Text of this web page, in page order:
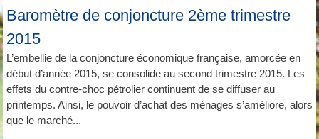
Baromètre de conjoncture 2ème trimestre
2015
L’embellie de la conjoncture économique française, amorcée en
début d’année 2015, se consolide au second trimestre 2015. Les
effets du contre-choc pétrolier continuent de se diffuser au
printemps. Ainsi, le pouvoir d’achat des ménages s’améliore, alors
que le marché...